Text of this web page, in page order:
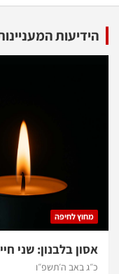
הידיעות
מחוץ לחיפה
אסון בלבנון: שני
כ״ג באב ה׳תשפ״ו